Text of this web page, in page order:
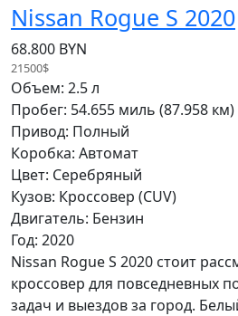
Nissan Rogue S 2020
68.800 BYN
21500$
Объем: 2.5 л
Пробег: 54.655 миль (87.958 км)
Привод: Полный
Коробка: Автомат
Цвет: Серебряный
Кузов: Кроссовер (CUV)
Двигатель: Бензин
Год: 2020
Nissan Rogue S 2020 стоит
кроссовер для повседневных
задач и выездов за город.